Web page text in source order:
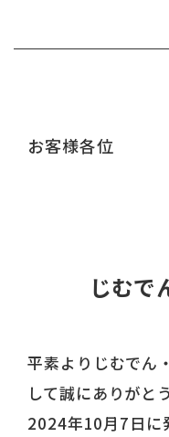
お客様各位
じむ
平素よりじむでん
して誠にありがと
2024年10月7日に